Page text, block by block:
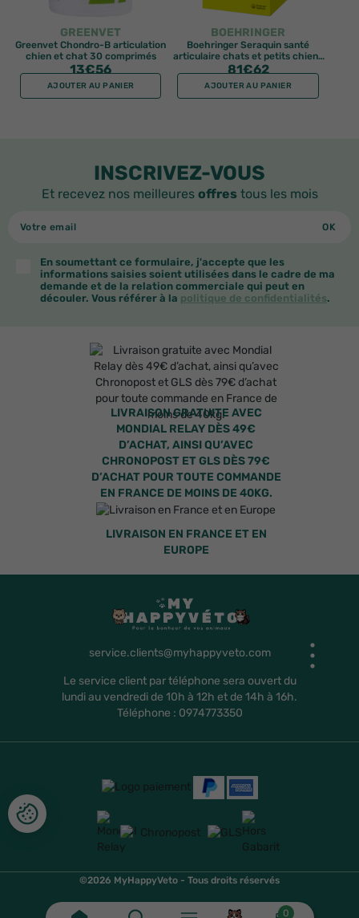
GREENVET
Greenvet Chondro-B articulation
chien et chat 30 comprimés
13€56
AJOUTER AU PANIER
BOEHRINGER
Boehringer Seraquin santé
articulaire chats et petits chiens
200 comprimés
81€62
AJOUTER AU PANIER
LIVRAISON GRATUITE AVEC
MONDIAL RELAY DÈS 49€
D’ACHAT, AINSI QU’AVEC
CHRONOPOST ET GLS DÈS 79€
D’ACHAT POUR TOUTE COMMANDE
EN FRANCE DE MOINS DE 40KG.
LIVRAISON EN FRANCE ET EN
EUROPE
INSCRIVEZ-VOUS
Et recevez nos meilleures offrestous les mois
En soumettant ce formulaire, j'accepte que les
informations saisies soient utilisées dans le cadre de ma
demande et de la relation commerciale qui peut en
découler. Vous référer à la politique de confidentialités.
service.clients@myhappyveto.com
Le service client par téléphone sera ouvert du
lundi au vendredi de 10h à 12h et de 14h à 16h.
Téléphone : 0974773350
©2026 MyHappyVeto - Tous droits réservés
0